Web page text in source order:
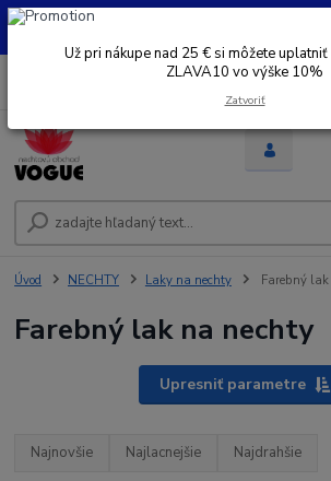
UŽ PRI NÁKUPE OD 30 € SI MOŽETE
EUR
Úvod NECHTY Laky na nechty Farebný
Farebný lak na nechty
Upresniť parametre
Najnovšie Najlacnejšie Najdrahšie
Už pri nákupe nad 25 € si môžete
ZLAVA10 vo výške 10%
Zatvoriť